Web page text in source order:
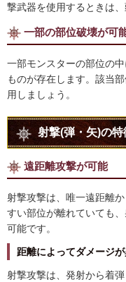
撃武器を使用するときは
一部の部位破壊が可
一部モンスターの部位の
ものが存在します。該当
用しましょう。
射撃(弾・矢)の特
遠距離攻撃が可能
射撃攻撃は、唯一遠距離
すい部位が離れていても
可能です。
距離によってダメージ
射撃攻撃は、発射から着